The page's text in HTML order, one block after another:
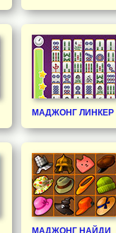
МАДЖОНГ ЛИНКЕР
МАДЖОНГ НАЙДИ